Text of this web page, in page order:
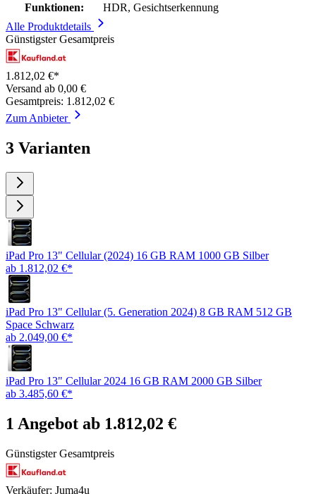
Funktionen:
HDR, Gesichtserkennung
Alle Produktdetails
Günstigster Gesamtpreis
1.812,02 €*
Versand ab 0,00 €
Gesamtpreis: 1.812,02 €
Zum Anbieter
3 Varianten
iPad Pro 13" Cellular (2024) 16 GB RAM 1000 GB Silber
ab 1.812,02 €*
iPad Pro 13" Cellular (5. Generation 2024) 8 GB RAM 512 GB
Space Schwarz
ab 2.049,00 €*
iPad Pro 13" Cellular 2024 16 GB RAM 2000 GB Silber
ab 3.485,60 €*
1 Angebot ab 1.812,02 €
Günstigster Gesamtpreis
Verkäufer: Juma4u